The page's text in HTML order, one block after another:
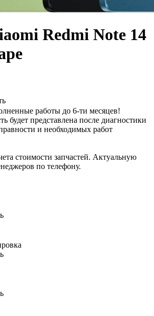
Redmi Note 14
работы до 6-ти месяцев!
будет представлена после диагностики
и необходимых работ
стоимости запчастей. Актуальную
по телефону.